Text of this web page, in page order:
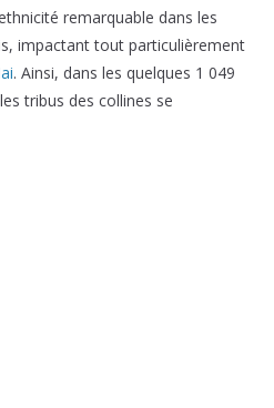
remarquable dans les
impactant tout particulièrement
. Ainsi, dans les quelques 1 049
tribus des collines se